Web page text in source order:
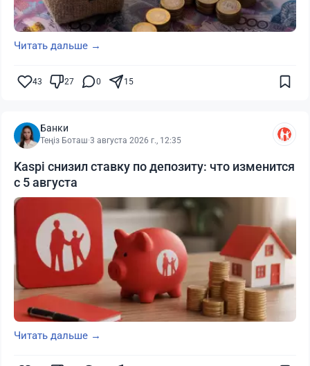
Читать дальше →
43 27 0 15
Банки
Теңіз Боташ·3 августа 2026 г., 12:35
Kaspi снизил ставку по депозиту: что изменится
с 5 августа
Читать дальше →